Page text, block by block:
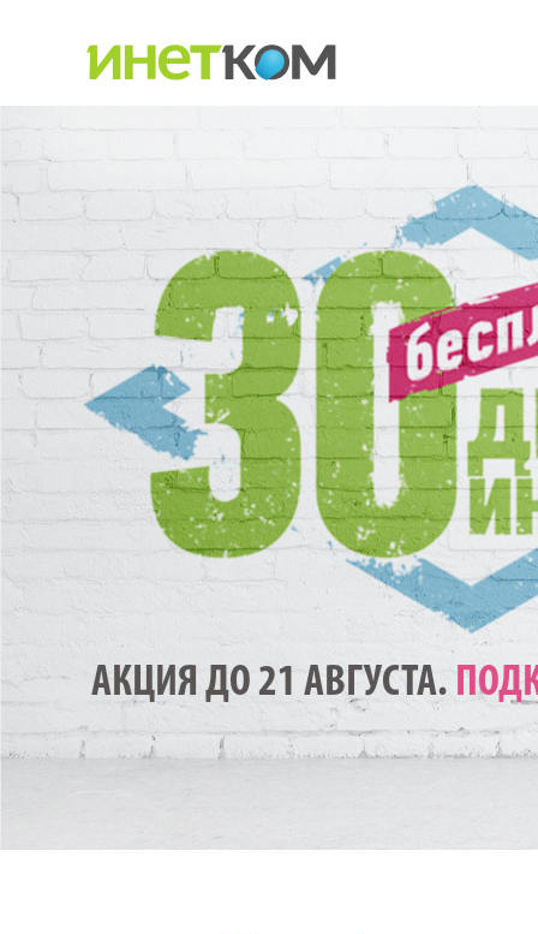
АКЦИЯ ДО 21 АВГУСТА.